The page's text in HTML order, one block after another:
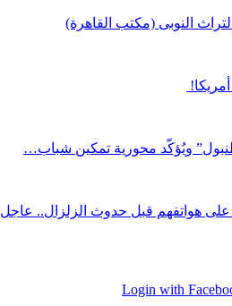
النوبى (مكتب القاهرة)
ويُؤكّد محورية تمكين شباب…
على هواتفهم قبل حدوث الزلزال.. عاجل
Login with